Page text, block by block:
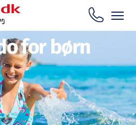
for børn